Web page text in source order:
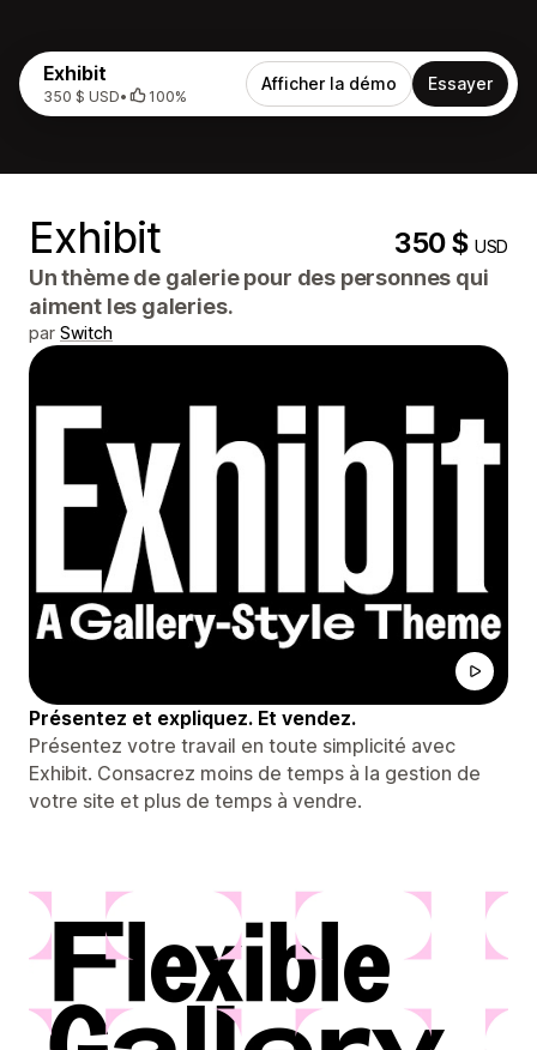
Exhibit
350 $ USD• 100%
Afficher la démo Essayer
Exhibit 350 $USD
Un thème de galerie pour des personnes qui
aiment les galeries.
par Switch
Présentez et expliquez. Et vendez.
Présentez votre travail en toute simplicité avec
Exhibit. Consacrez moins de temps à la gestion de
votre site et plus de temps à vendre.